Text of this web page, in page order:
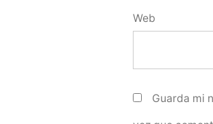
Web
Guarda mi